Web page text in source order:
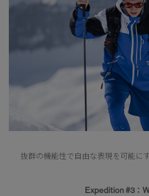
抜群の機能性で自由な表現を可能に
Expedition #3：